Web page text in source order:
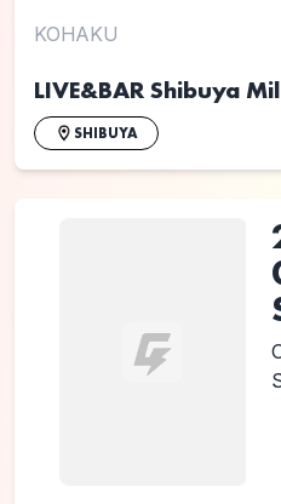
KOHAKU
LIVE&BAR Shibuya
SHIBUYA